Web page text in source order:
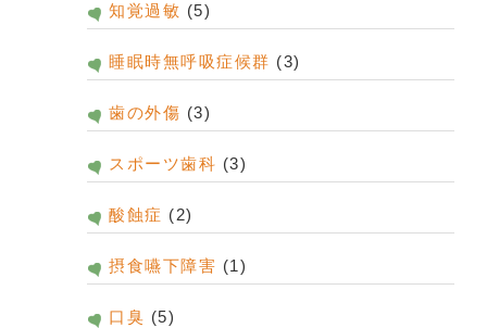
知覚過敏 (5)
睡眠時無呼吸症候群 (3)
歯の外傷 (3)
スポーツ歯科 (3)
酸蝕症 (2)
摂食嚥下障害 (1)
口臭 (5)